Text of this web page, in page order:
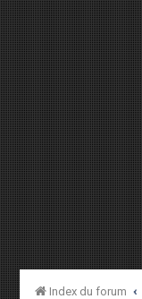
Index du forum